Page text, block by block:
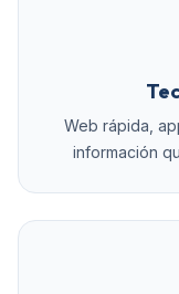
Web rápida,
información